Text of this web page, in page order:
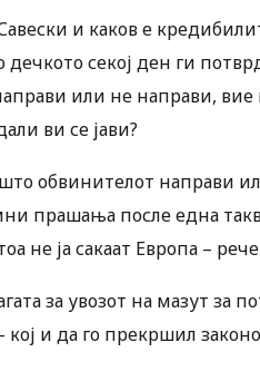
и каков е
секој ден ги
или не направи,
ви се јави?
обвинителот направи
прашања после една
не ја сакаат Европа – рече
за увозот на мазут за
и да го прекршил